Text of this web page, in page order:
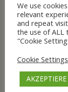
27. JULI 2010
iPad
KEINE ANTWORT
We use
relevant
and repeat
the use of ALL
"Cookie
Cookie Settings